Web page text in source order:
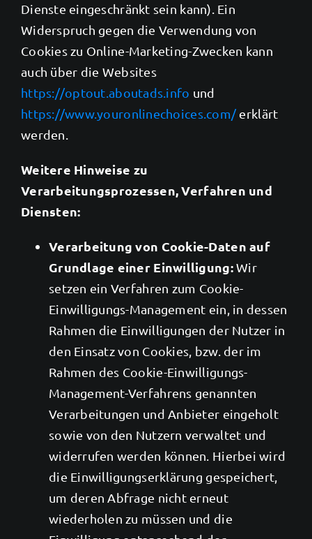
Dienste eingeschränkt sein kann). Ein
Widerspruch gegen die Verwendung von
Cookies zu Online-Marketing-Zwecken kann
auch über die Websites
https://optout.aboutads.info und
https://www.youronlinechoices.com/erklärt
werden.
Weitere Hinweise zu
Verarbeitungsprozessen, Verfahren und
Diensten:
Verarbeitung von Cookie-Daten auf
Grundlage einer Einwilligung:Wir
setzen ein Verfahren zum Cookie-
Einwilligungs-Management ein, in dessen
Rahmen die Einwilligungen der Nutzer in
den Einsatz von Cookies, bzw. der im
Rahmen des Cookie-Einwilligungs-
Management-Verfahrens genannten
Verarbeitungen und Anbieter eingeholt
sowie von den Nutzern verwaltet und
widerrufen werden können. Hierbei wird
die Einwilligungserklärung gespeichert,
um deren Abfrage nicht erneut
wiederholen zu müssen und die